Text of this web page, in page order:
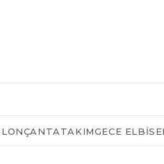
ÇANTATAKIMGECE